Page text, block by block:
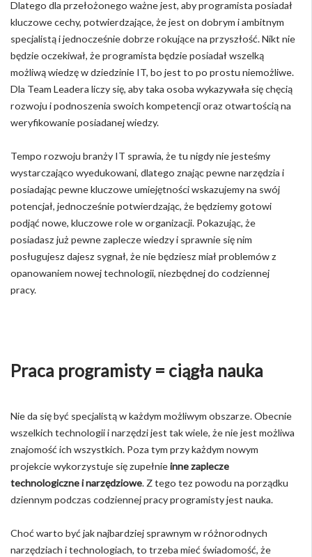
Dlatego dla przełożonego ważne jest, aby programista posiadał
kluczowe cechy, potwierdzające, że jest on dobrym i ambitnym
specjalistą i jednocześnie dobrze rokujące na przyszłość. Nikt nie
będzie oczekiwał, że programista będzie posiadał wszelką
możliwą wiedzę w dziedzinie IT, bo jest to po prostu niemożliwe.
Dla Team Leadera liczy się, aby taka osoba wykazywała się chęcią
rozwoju i podnoszenia swoich kompetencji oraz otwartością na
weryfikowanie posiadanej wiedzy.
Tempo rozwoju branży IT sprawia, że tu nigdy nie jesteśmy
wystarczająco wyedukowani, dlatego znając pewne narzędzia i
posiadając pewne kluczowe umiejętności wskazujemy na swój
potencjał, jednocześnie potwierdzając, że będziemy gotowi
podjąć nowe, kluczowe role w organizacji. Pokazując, że
posiadasz już pewne zaplecze wiedzy i sprawnie się nim
posługujesz dajesz sygnał, że nie będziesz miał problemów z
opanowaniem nowej technologii, niezbędnej do codziennej
pracy.
Praca programisty = ciągła nauka
Nie da się być specjalistą w każdym możliwym obszarze. Obecnie
wszelkich technologii i narzędzi jest tak wiele, że nie jest możliwa
znajomość ich wszystkich. Poza tym przy każdym nowym
projekcie wykorzystuje się zupełnieinne zaplecze
technologiczne i narzędziowe. Z tego tez powodu na porządku
dziennym podczas codziennej pracy programisty jest nauka.
Choć warto być jak najbardziej sprawnym w różnorodnych
narzędziach i technologiach, to trzeba mieć świadomość, że